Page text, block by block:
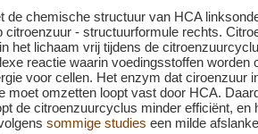
de chemische structuur van HCA
citroenzuur - structuurformule rechts.
het lichaam vrij tijdens de
reactie waarin voedingsstoffen worden
voor cellen. Het enzym dat ciroenzuur
moet omzetten loopt vast door HCA.
de citroenzuurcyclus minder efficiënt, en
sommige studies een milde